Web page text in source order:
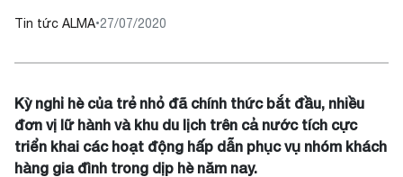
Tin tức ALMA•27/07/2020
Kỳ nghỉ hè của trẻ nhỏ đã chính thức bắt đầu, nhiều
đơn vị lữ hành và khu du lịch trên cả nước tích cực
triển khai các hoạt động hấp dẫn phục vụ nhóm khách
hàng gia đình trong dịp hè năm nay.